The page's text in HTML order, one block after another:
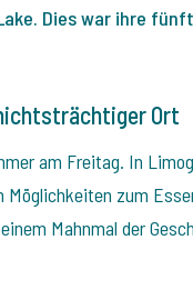
Dies war ihre
Ort
am Freitag. In
zum
Mahnmal der